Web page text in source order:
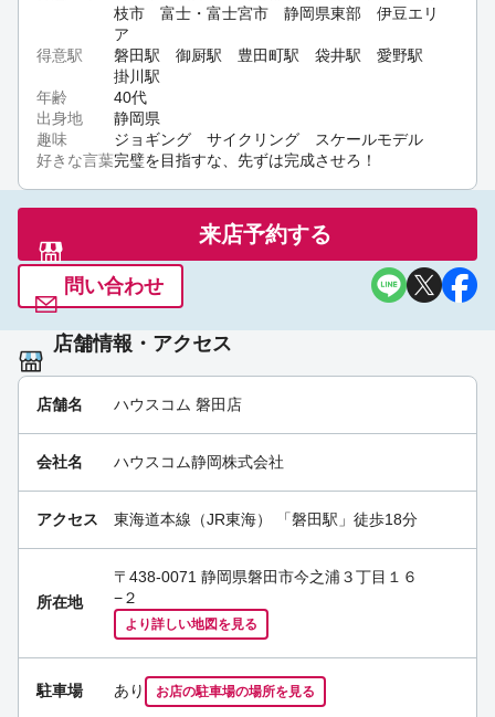
枝市 富士・富士宮市 静岡県東部 伊豆エリ
ア
得意駅
磐田駅 御厨駅 豊田町駅 袋井駅 愛野駅
掛川駅
年齢
40代
出身地
静岡県
趣味
ジョギング サイクリング スケールモデル
好きな言葉完璧を目指すな、先ずは完成させろ！
来店予約する
問い合わせ
店舗情報・アクセス
店舗名 ハウスコム 磐田店
会社名 ハウスコム静岡株式会社
アクセス 東海道本線（JR東海） 「磐田駅 」徒歩18分
所在地
〒438-0071 静岡県磐田市今之浦３丁目１６
−２
より詳しい地図を見る
駐車場 あり お店の駐車場の場所を見る